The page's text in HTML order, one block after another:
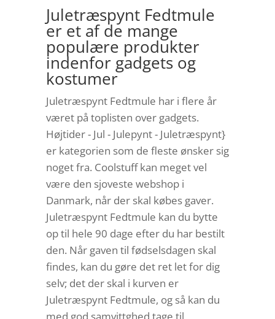
Juletræspynt Fedtmule
er et af de mange
populære produkter
indenfor gadgets og
kostumer
Juletræspynt Fedtmule har i flere år
været på toplisten over gadgets.
Højtider - Jul - Julepynt - Juletræspynt}
er kategorien som de fleste ønsker sig
noget fra. Coolstuff kan meget vel
være den sjoveste webshop i
Danmark, når der skal købes gaver.
Juletræspynt Fedtmule kan du bytte
op til hele 90 dage efter du har bestilt
den. Når gaven til fødselsdagen skal
findes, kan du gøre det ret let for dig
selv; det der skal i kurven er
Juletræspynt Fedtmule, og så kan du